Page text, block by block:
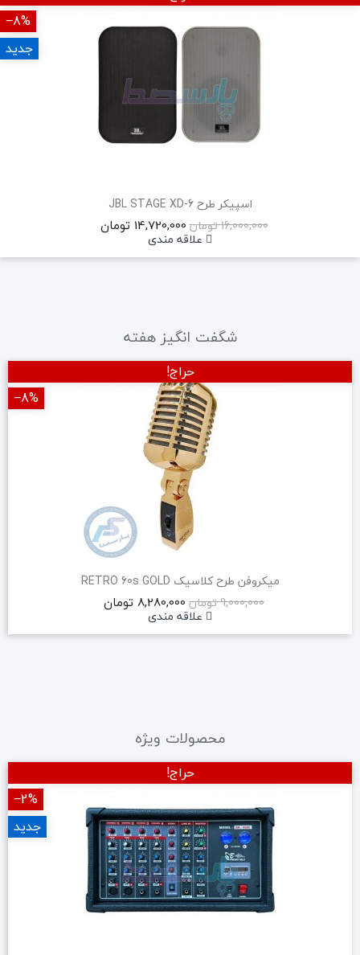
اسپیکر طرح JBL STAGE XD-6
16,000,000 تومان
14,720,000 تومان
علاقه مندی
‎−8%
جدید
شگفت انگیز هفته
میکروفن طرح کلاسیک RETRO 60s GOLD
9,000,000 تومان
8,280,000 تومان
علاقه مندی
حراج!
‎−8%
محصولات ویژه
حراج!
‎−2%
جدید